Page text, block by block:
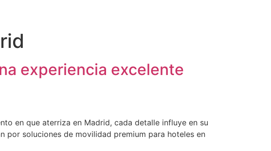
experiencia excelente
en que aterriza en Madrid, cada detalle influye en su
por soluciones de movilidad premium para hoteles en